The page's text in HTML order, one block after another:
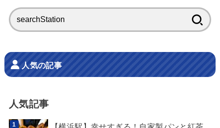
索:
人気の記事
人気記事